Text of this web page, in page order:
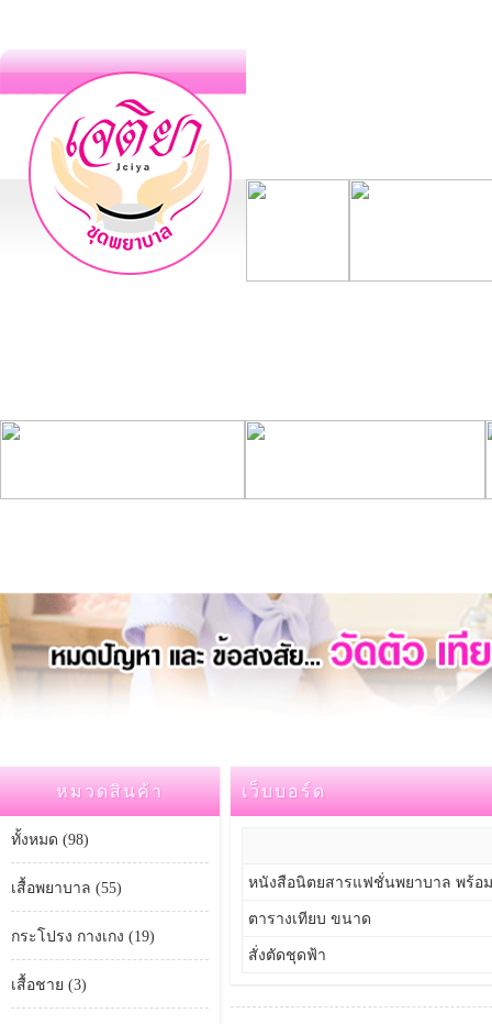
หมวดสินค้า
ทั้งหมด (98)
เสื้อพยาบาล (55)
กระโปรง กางเกง (19)
เสื้อชาย (3)
เว็บบอร์ด
หนังสือนิตยสารแฟชั่นพยาบาล พร้อ
ตารางเทียบ ขนาด
สั่งตัดชุดฟ้า